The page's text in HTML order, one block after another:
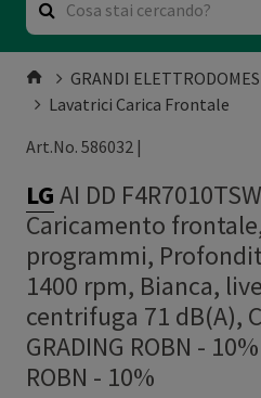
GRANDI
Lavatrici Carica Frontale
Art.No. 586032 |
LGAI DD
Caricamento
programmi,
1400 rpm, Bianca,
centrifuga 71 dB(A),
GRADING ROBN - 10%
ROBN - 10%